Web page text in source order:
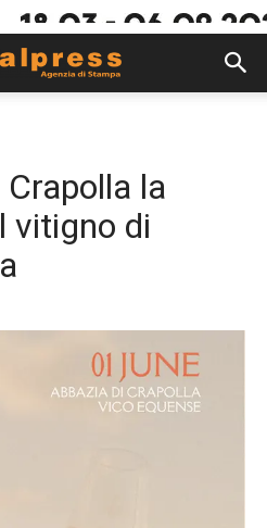
Crapolla la
vitigno di